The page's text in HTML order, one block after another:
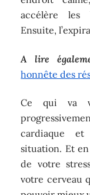
accélère les
Ensuite,
A lire
honnête des
Ce qui va
cardiaque
situation. Et
de votre
votre cerveau